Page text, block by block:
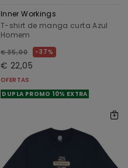
Inner Workings
T-shirt de manga curta Azul
Homem
€ 35,00 37%
€ 22,05
OFERTAS
DUPLA PROMO 10% EXTRA